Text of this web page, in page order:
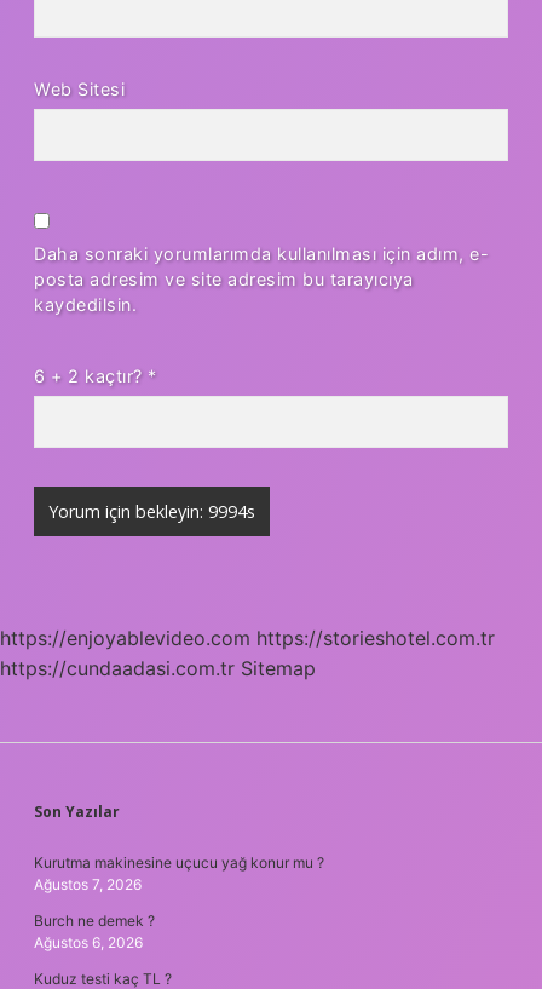
Web Sitesi
Daha sonraki yorumlarımda kullanılması için adım, e-
posta adresim ve site adresim bu tarayıcıya
kaydedilsin.
6 + 2 kaçtır? *
https://enjoyablevideo.com https://storieshotel.com.tr
https://cundaadasi.com.tr Sitemap
SIDEBAR
Son Yazılar
Kurutma makinesine uçucu yağ konur mu ?
Ağustos 7, 2026
Burch ne demek ?
Ağustos 6, 2026
Kuduz testi kaç TL ?